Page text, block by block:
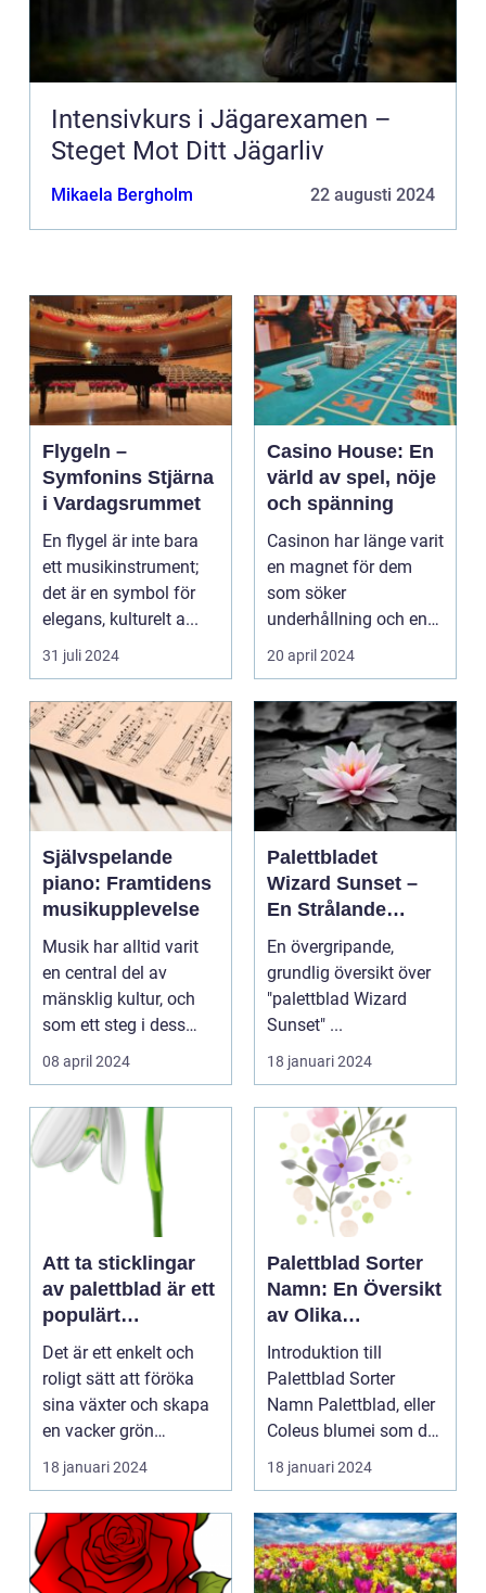
Intensivkurs i Jägarexamen –
Steget Mot Ditt Jägarliv
Mikaela Bergholm 22 augusti 2024
Flygeln –
Symfonins Stjärna
i Vardagsrummet
En flygel är inte bara
ett musikinstrument;
det är en symbol för
elegans, kulturelt a...
31 juli 2024
Casino House: En
värld av spel, nöje
och spänning
Casinon har länge varit
en magnet för dem
som söker
underhållning och en
chans ...
20 april 2024
Självspelande
piano: Framtidens
musikupplevelse
Musik har alltid varit
en central del av
mänsklig kultur, och
som ett steg i dess
kontinuerliga...
08 april 2024
Palettbladet
Wizard Sunset –
En Strålande
Fördelning av
Färger
En övergripande,
grundlig översikt över
"palettblad Wizard
Sunset" ...
18 januari 2024
Att ta sticklingar
av palettblad är ett
populärt
hobbyprojekt för
många
trädgårdsentusiast
Det är ett enkelt och
roligt sätt att föröka
sina växter och skapa
en vacker grön
omgivning. I denna...
18 januari 2024
Palettblad Sorter
Namn: En Översikt
av Olika
Variationer och
Egenskaper
Introduktion till
Palettblad Sorter
Namn Palettblad, eller
Coleus blumei som det
vetenskapligt kall...
18 januari 2024